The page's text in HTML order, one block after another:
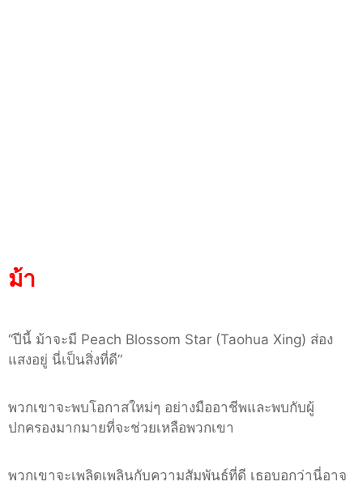
ม้า
“ปีนี้ ม้าจะมี Peach Blossom Star (Taohua Xing) ส่อง
แสงอยู่ นี่เป็นสิ่งที่ดี”
พวกเขาจะพบโอกาสใหม่ๆ อย่างมืออาชีพและพบกับผู้
ปกครองมากมายที่จะช่วยเหลือพวกเขา
พวกเขาจะเพลิดเพลินกับความสัมพันธ์ที่ดี เธอบอกว่านี่อาจ